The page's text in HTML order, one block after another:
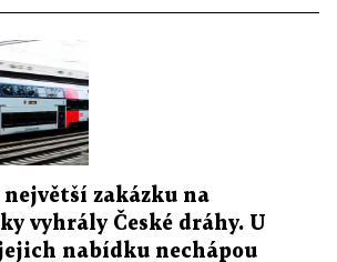
největší zakázku na
vyhrály České dráhy. U
nabídku nechápou